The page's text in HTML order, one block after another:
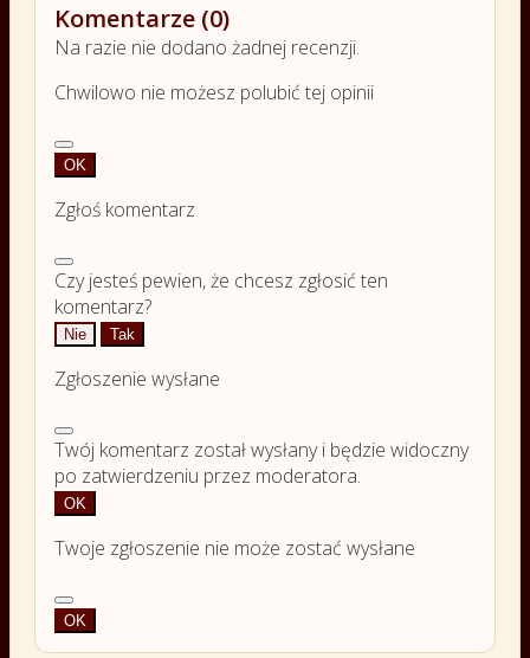
Komentarze (0)
Na razie nie dodano żadnej recenzji.
Chwilowo nie możesz polubić tej opinii
OK
Zgłoś komentarz
Czy jesteś pewien, że chcesz zgłosić ten
komentarz?
Nie Tak
Zgłoszenie wysłane
Twój komentarz został wysłany i będzie widoczny
po zatwierdzeniu przez moderatora.
OK
Twoje zgłoszenie nie może zostać wysłane
OK